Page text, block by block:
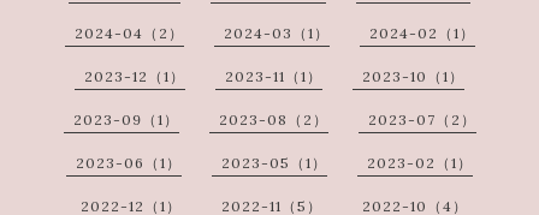
2024-04（2） 2024-03（1） 2024-02（1）
2023-12（1） 2023-11（1） 2023-10（1）
2023-09（1） 2023-08（2） 2023-07（2）
2023-06（1） 2023-05（1） 2023-02（1）
2022-12（1） 2022-11（5） 2022-10（4）